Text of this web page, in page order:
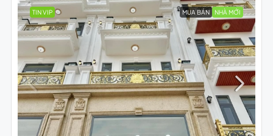
TIN VIP MUA BÁN NHÀ MỚI